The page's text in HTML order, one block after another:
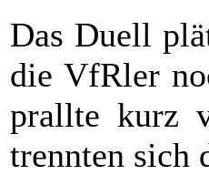
Das Duell
die VfRler
prallte kurz
trennten sich